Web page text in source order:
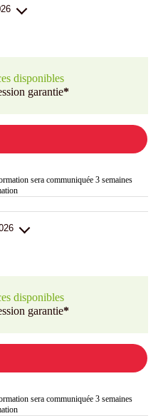
disponibles
garantie*
sera communiquée 3 semaines
disponibles
garantie*
sera communiquée 3 semaines